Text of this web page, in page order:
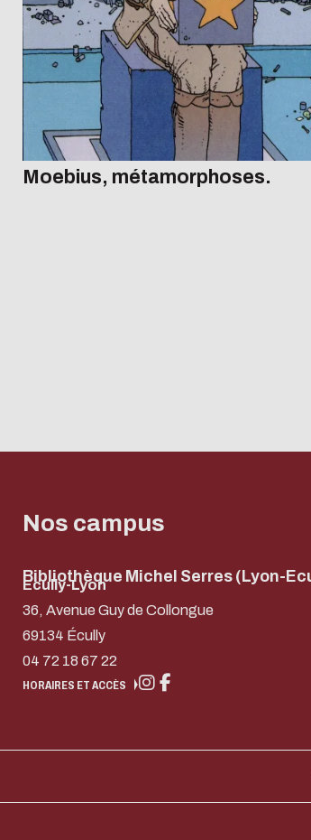
Moebius, métamorphoses.
Nos campus
Bibliothèque Michel Serres (Lyon-
Ecully-Lyon
36, Avenue Guy de Collongue
69134 Écully
04 72 18 67 22
HORAIRES ET ACCÈS